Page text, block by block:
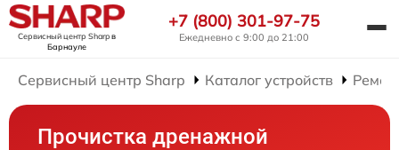
Сервисный центр Sharpв
Барнауле
+7 (800) 301-97-75
Ежедневно с 9:00 до 21:00
Сервисный центр Sharp Каталог устройств
Прочистка дренажной